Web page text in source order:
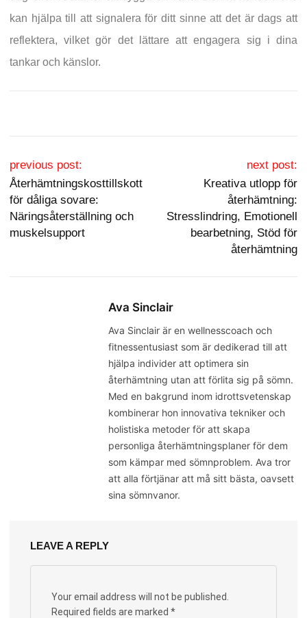
kan hjälpa till att signalera för ditt sinne att det är dags att
reflektera, vilket gör det lättare att engagera sig i dina
tankar och känslor.
Post navigation
previous post:
Återhämtningskosttillskott
för dåliga sovare:
Näringsåterställning och
muskelsupport
next post:
Kreativa utlopp för
återhämtning:
Stresslindring, Emotionell
bearbetning, Stöd för
återhämtning
Ava Sinclair
Ava Sinclair är en wellnesscoach och
fitnessentusiast som är dedikerad till att
hjälpa individer att optimera sin
återhämtning utan att förlita sig på sömn.
Med en bakgrund inom idrottsvetenskap
kombinerar hon innovativa tekniker och
holistiska metoder för att skapa
personliga återhämtningsplaner för dem
som kämpar med sömnproblem. Ava tror
att alla förtjänar att må sitt bästa, oavsett
sina sömnvanor.
LEAVE A REPLY
Your email address will not be published.
Required fields are marked *